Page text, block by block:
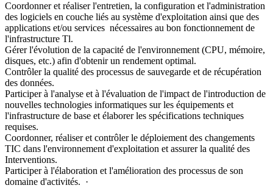
Coordonner et réaliser l'entretien, la configuration et l'administration
des logiciels en couche liés au système d'exploitation ainsi que des
applications et/ou services nécessaires au bon fonctionnement de
l'infrastructure Tl.
Gérer l'évolution de la capacité de l'environnement (CPU, mémoire,
disques, etc.) afin d'obtenir un rendement optimal.
Contrôler la qualité des processus de sauvegarde et de récupération
des données.
Participer à l'analyse et à l'évaluation de l'impact de l'introduction de
nouvelles technologies informatiques sur les équipements et
l'infrastructure de base et élaborer les spécifications techniques
requises.
Coordonner, réaliser et contrôler le déploiement des changements
TIC dans l'environnement d'exploitation et assurer la qualité des
Interventions.
Participer à l'élaboration et l'amélioration des processus de son
domaine d'activités. ·